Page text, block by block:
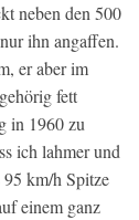
neben den 500
ihn angaffen.
er aber im
fett
in 1960 zu
ich lahmer und
km/h Spitze
einem ganz